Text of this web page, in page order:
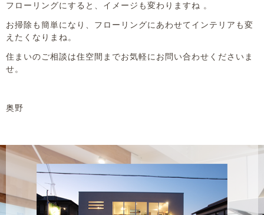
フローリングにすると、イメージも変わりますね 。
お掃除も簡単になり、フローリングにあわせてインテリアも変
えたくなりまね。
住まいのご相談は住空間までお気軽にお問い合わせくださいま
せ。
奥野